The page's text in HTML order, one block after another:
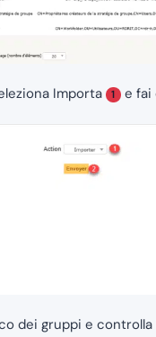
Importa 1 e fai
dei gruppi e